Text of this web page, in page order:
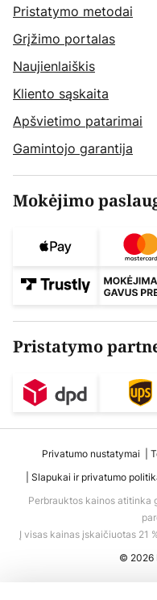
Pristatymo metodai
Grįžimo portalas
Naujienlaiškis
Kliento sąskaita
Apšvietimo patarimai
Gamintojo garantija
Mokėjimo
Pristatymo
Privatumo nustatymai
Slapukai ir privatumo
Perbrauktos kainos atitinka
Į visas kainas įskaičiuotas 21
© 2026